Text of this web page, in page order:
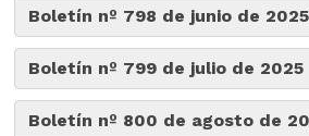
Boletín nº 798 de junio de 2025
Boletín nº 799 de julio de 2025
Boletín nº 800 de agosto de